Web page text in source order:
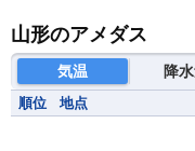
山形のアメダス
気温 降
順位 地点